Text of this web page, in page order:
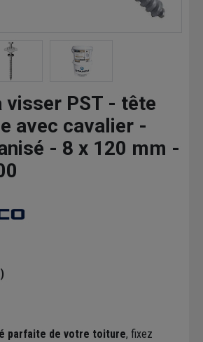
visser PST - tête
avec cavalier -
- 8 x 120 mm -
parfaite de votre toiture, fixez